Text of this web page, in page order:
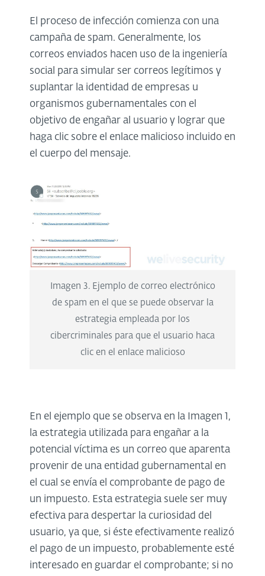
El proceso de infección comienza con una
campaña de spam. Generalmente, los
correos enviados hacen uso de la ingeniería
social para simular ser correos legítimos y
suplantar la identidad de empresas u
organismos gubernamentales con el
objetivo de engañar al usuario y lograr que
haga clic sobre el enlace malicioso incluido en
el cuerpo del mensaje.
Imagen 3. Ejemplo de correo electrónico
de spam en el que se puede observar la
estrategia empleada por los
cibercriminales para que el usuario haca
clic en el enlace malicioso
En el ejemplo que se observa en la Imagen 1,
la estrategia utilizada para engañar a la
potencial víctima es un correo que aparenta
provenir de una entidad gubernamental en
el cual se envía el comprobante de pago de
un impuesto. Esta estrategia suele ser muy
efectiva para despertar la curiosidad del
usuario, ya que, si éste efectivamente realizó
el pago de un impuesto, probablemente esté
interesado en guardar el comprobante; si no